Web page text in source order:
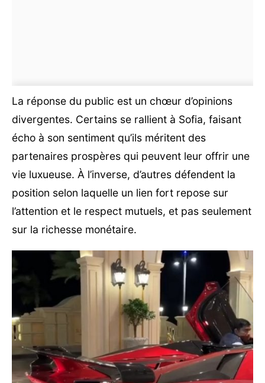
La réponse du public est un chœur d’opinions
divergentes. Certains se rallient à Sofia, faisant
écho à son sentiment qu’ils méritent des
partenaires prospères qui peuvent leur offrir une
vie luxueuse. À l’inverse, d’autres défendent la
position selon laquelle un lien fort repose sur
l’attention et le respect mutuels, et pas seulement
sur la richesse monétaire.